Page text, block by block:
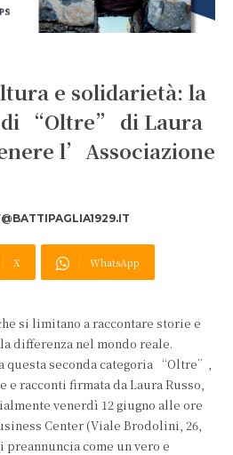
e solidarietà: la
“Oltre” di Laura
l’Associazione
X WhatsApp
si limitano a raccontare storie e
differenza nel mondo reale.
questa seconda categoria “Oltre”,
e racconti firmata da Laura Russo,
venerdì 12 giugno alle ore
Center (Viale Brodolini, 26,
come un vero e